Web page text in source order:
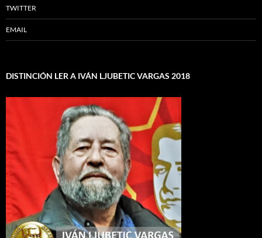
TWITTER
EMAIL
DISTINCIÓN LER A IVÁN LJUBETIC VARGAS 2018